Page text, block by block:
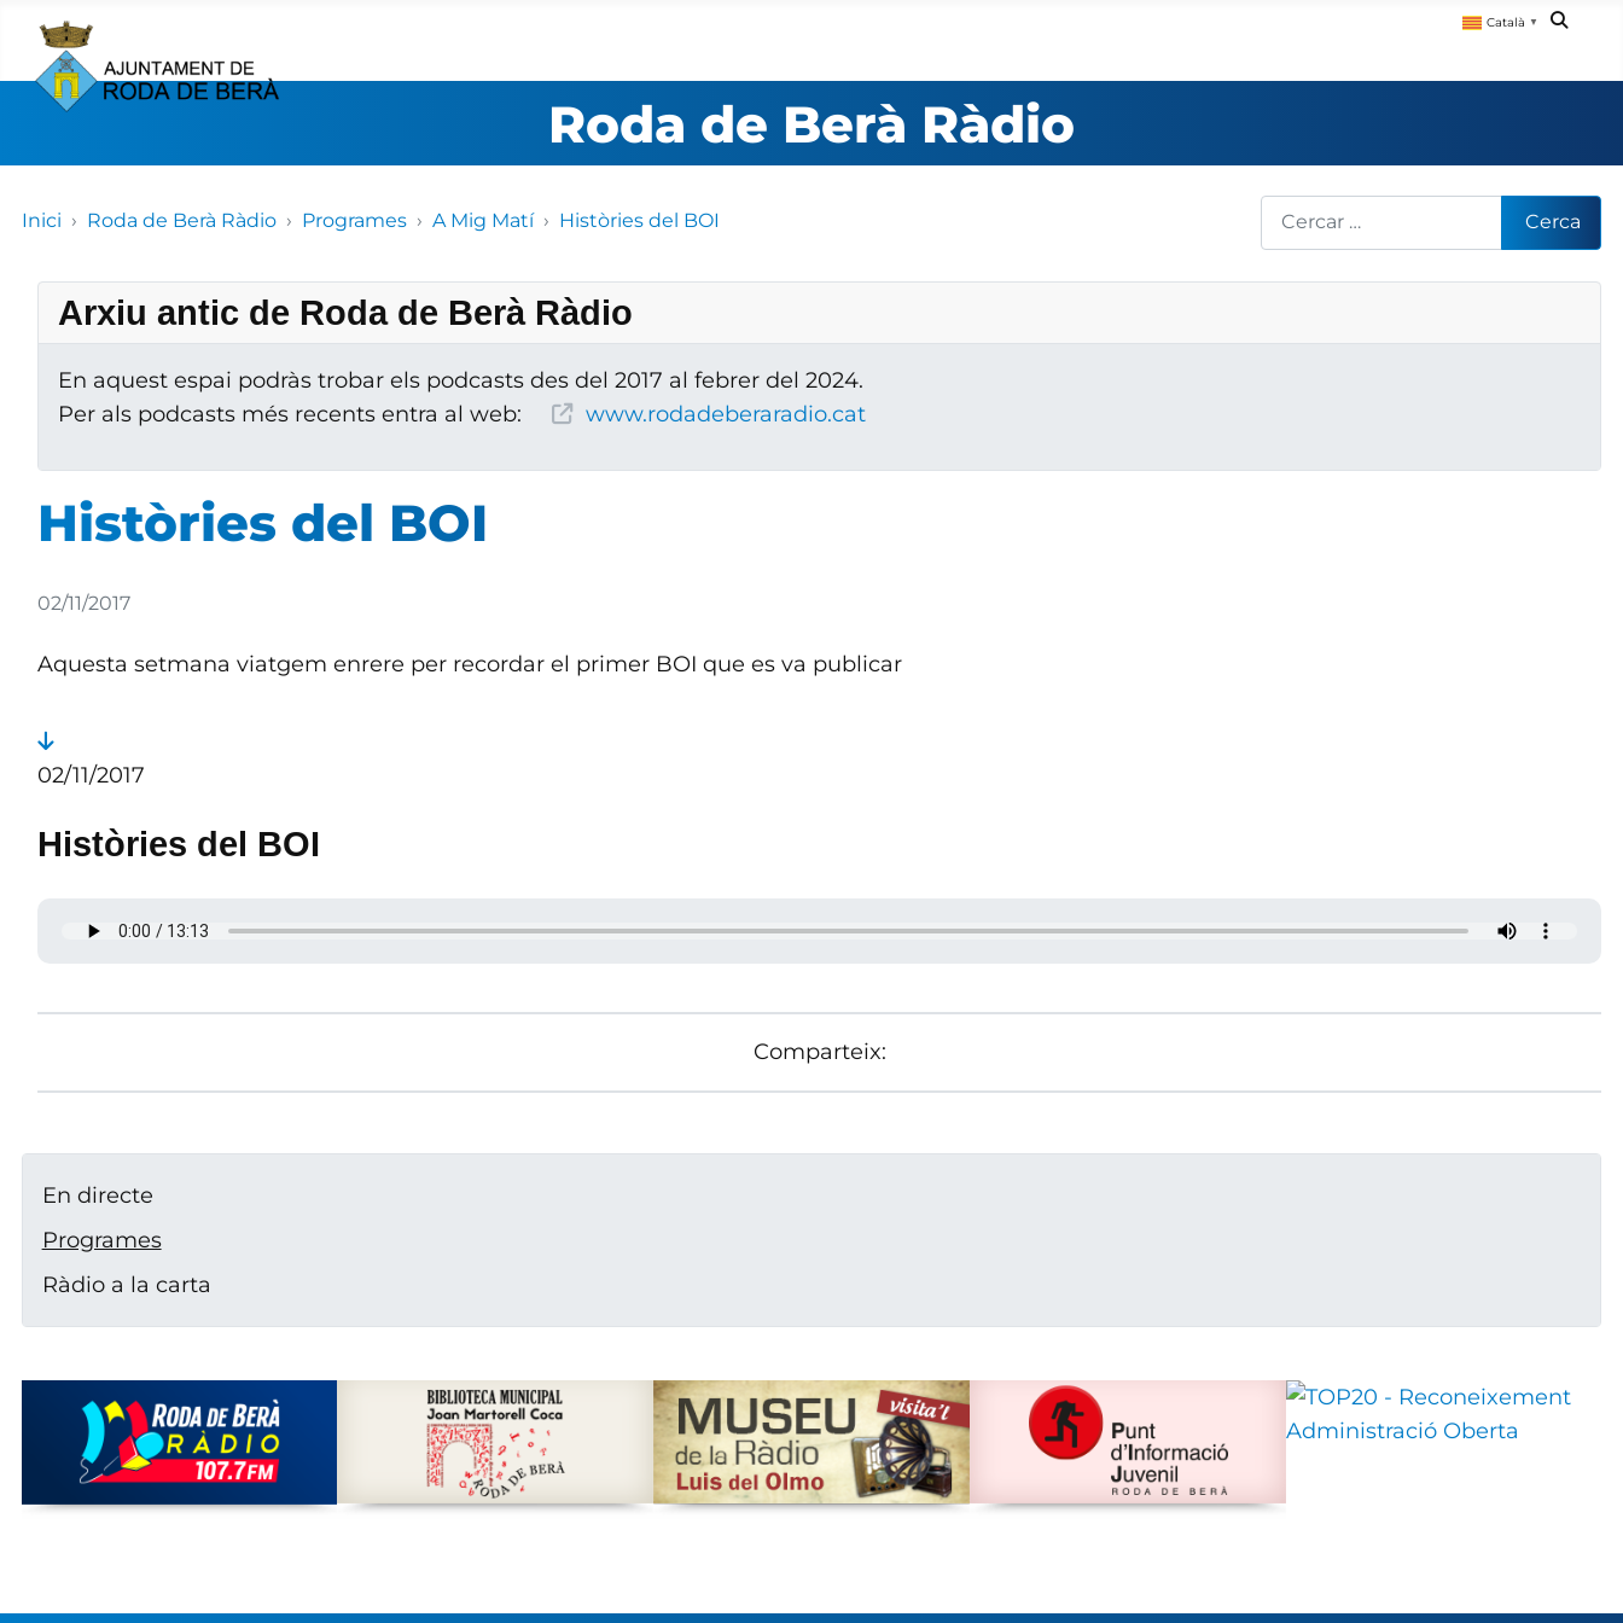
Català ▼
Roda de Berà Ràdio
Inici Roda de Berà Ràdio Programes A Mig Matí Històries del BOI Cerca Cerca
En directe
Programes
Ràdio a la carta
Arxiu antic de Roda de Berà Ràdio
En aquest espai podràs trobar els podcasts des del 2017 al febrer del 2024.
Per als podcasts més recents entra al web:
www.rodadeberaradio.cat
Històries del BOI
Detalls
02/11/2017
Aquesta setmana viatgem enrere per recordar el primer BOI que es va publicar
02/11/2017
Històries del BOI
Comparteix: